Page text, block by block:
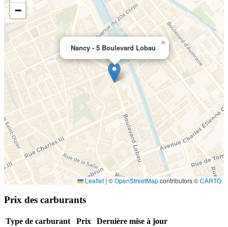
Nancy - 5 Boulevard Lobau
×
−
Leaflet | ©OpenStreetMapcontributors ©CARTO
Prix des carburants
Type de carburant Prix
Dernière mise à jour